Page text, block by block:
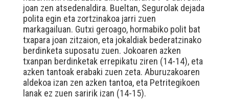
joan zen atsedenaldira. Bueltan, Segurolak dejada
polita egin eta zortzinakoa jarri zuen
markagailuan. Gutxi geroago, hormabiko polit bat
txapara joan zitzaion, eta jokaldiak bederatzinako
berdinketa suposatu zuen. Jokoaren azken
txanpan berdinketak errepikatu ziren (14-14), eta
azken tantoak erabaki zuen zeta. Aburuzakoaren
aldekoa izan zen azken tantoa, eta Petritegikoen
lanak ez zuen saririk izan (14-15).